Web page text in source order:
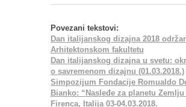
Povezani tekstovi:
Dan italijanskog dizajna 2018
Arhitektonskom fakultetu
Dan italijanskog dizajna u svetu:
o savremenom dizajnu (01.03.2018.)
Simpozijum Fondacije Romualdo
Bianko: “Nasleđe za planetu Zemlju
Firenca, Italija 03-04.03.2018.